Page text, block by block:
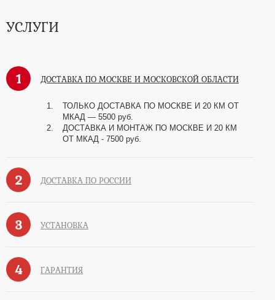
УСЛУГИ
1 ДОСТАВКА ПО МОСКВЕ И МОСКОВСКОЙ ОБЛАСТИ
ТОЛЬКО ДОСТАВКА ПО МОСКВЕ И 20 КМ ОТ
МКАД — 5500 руб.
ДОСТАВКА И МОНТАЖ ПО МОСКВЕ И 20 КМ
ОТ МКАД - 7500 руб.
2 ДОСТАВКА ПО РОССИИ
3 УСТАНОВКА
4 ГАРАНТИЯ